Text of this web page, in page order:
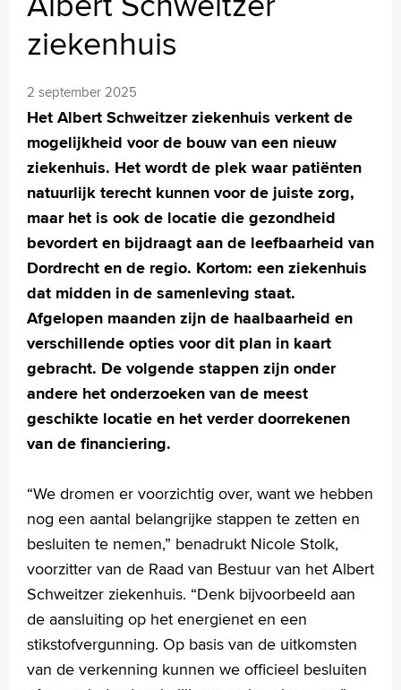
MijnASz
Verwijzers
Wetenschappelijk onderzoek
+
Voorleesfunctie
Language
Zoeken
English
Français
Polski
Türkçe
Arabisch
ziekenhuis
2 september 2025
Het Albert Schweitzer ziekenhuis verkent de
mogelijkheid voor de bouw van een nieuw
ziekenhuis. Het wordt de plek waar patiënten
natuurlijk terecht kunnen voor de juiste zorg,
maar het is ook de locatie die gezondheid
bevordert en bijdraagt aan de leefbaarheid van
Dordrecht en de regio. Kortom: een ziekenhuis
dat midden in de samenleving staat.
Afgelopen maanden zijn de haalbaarheid en
verschillende opties voor dit plan in kaart
gebracht. De volgende stappen zijn onder
andere het onderzoeken van de meest
geschikte locatie en het verder doorrekenen
van de financiering.
“We dromen er voorzichtig over, want we hebben
nog een aantal belangrijke stappen te zetten en
besluiten te nemen,” benadrukt Nicole Stolk,
voorzitter van de Raad van Bestuur van het Albert
Schweitzer ziekenhuis. “Denk bijvoorbeeld aan
de aansluiting op het energienet en een
stikstofvergunning. Op basis van de uitkomsten
van de verkenning kunnen we officieel besluiten